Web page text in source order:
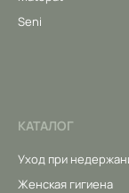
Seni
КАТАЛОГ
Уход при
Женская гигиена